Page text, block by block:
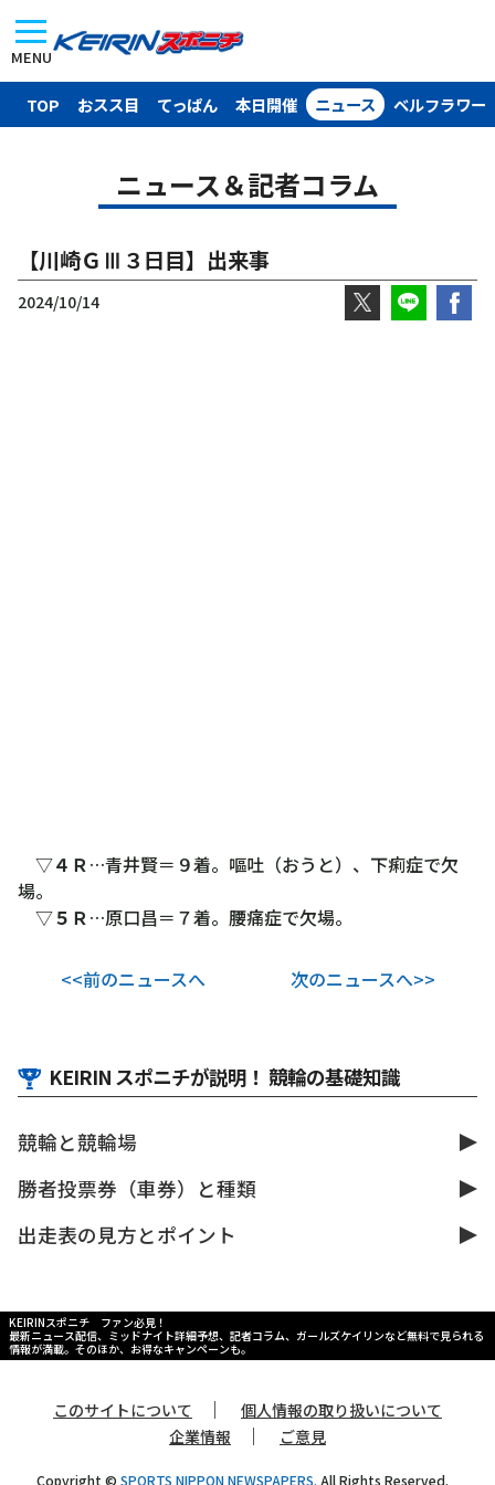
MENU
TOP おスス目 てっぱん 本日開催 ニュース ベルフラワー
ニュース＆記者コラム
【川崎ＧⅢ３日目】出来事
2024/10/14
▽４Ｒ …青井賢＝９着。嘔吐（おうと）、下痢症で欠
場。
▽５Ｒ …原口昌＝７着。腰痛症で欠場。
<<前のニュースへ 次のニュースへ>>
KEIRIN スポニチが説明！ 競輪の基礎知識
競輪と競輪場
勝者投票券（車券）と種類
出走表の見方とポイント
KEIRINスポニチ ファン必見！
最新ニュース配信、ミッドナイト詳細予想、記者コラム、ガールズケイリンなど無料で見られる
情報が満載。そのほか、お得なキャンペーンも。
このサイトについて ｜
個人情報の取り扱いについて
企業情報
｜ ご意見
Copyright © SPORTS NIPPON NEWSPAPERS. All Rights Reserved.